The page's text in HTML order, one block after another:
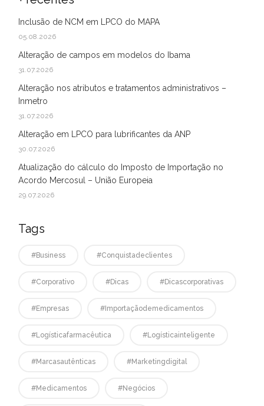
Inclusão de NCM em LPCO do MAPA
05.08.2026
Alteração de campos em modelos do Ibama
31.07.2026
Alteração nos atributos e tratamentos administrativos –
Inmetro
31.07.2026
Alteração em LPCO para lubrificantes da ANP
30.07.2026
Atualização do cálculo do Imposto de Importação no
Acordo Mercosul – União Europeia
29.07.2026
Tags
#business #conquistadeclientes
#corporativo #dicas #dicascorporativas
#empresas #Importaçãodemedicamentos
#logísticafarmacêutica #logísticainteligente
#marcasautênticas #marketingdigital
#medicamentos #negócios